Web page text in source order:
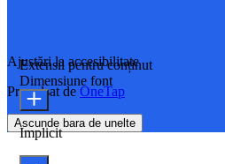
Ajustări la accesibilitate
Propulsat de OneTap
Ascunde bara de unelte
Extensii pentru conținut
Dimensiune font
Implicit